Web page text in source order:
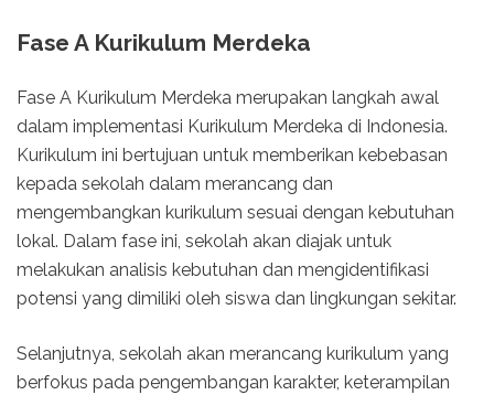
Fase A Kurikulum Merdeka
Fase A Kurikulum Merdeka merupakan langkah awal
dalam implementasi Kurikulum Merdeka di Indonesia.
Kurikulum ini bertujuan untuk memberikan kebebasan
kepada sekolah dalam merancang dan
mengembangkan kurikulum sesuai dengan kebutuhan
lokal. Dalam fase ini, sekolah akan diajak untuk
melakukan analisis kebutuhan dan mengidentifikasi
potensi yang dimiliki oleh siswa dan lingkungan sekitar.
Selanjutnya, sekolah akan merancang kurikulum yang
berfokus pada pengembangan karakter, keterampilan